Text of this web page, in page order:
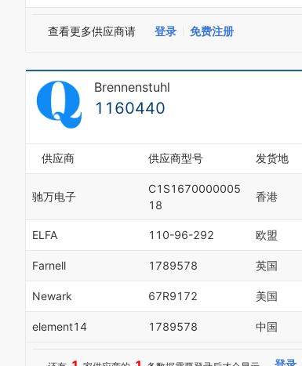
查看更多供应商请 登录 免费注册
Brennenstuhl
1160440
供应商 供应商型号 发货地
驰万电子
C1S1670000005
18
香港
ELFA 110-96-292 欧盟
Farnell 1789578 英国
Newark 67R9172 美国
element14 1789578 中国